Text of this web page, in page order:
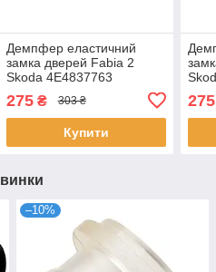
Демпфер еластичний
замка дверей Fabia 2
Skoda 4E4837763
275₴ 303 ₴
Купити
275
–10%